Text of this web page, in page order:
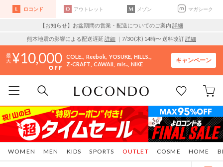
ロコンド アウトレット メゾン マガシーク
【お知らせ】お盆期間の営業・配送についてのご案内 詳細
熊本地震の影響による配送遅延 詳細 ｜7/30 (木) 14時〜 送料改訂詳細
10,000 COLE.. Reebok YOSUKE HILLS..
Z-CRAFT CAWAII mis.. NIKE
キャンペーン
WOMEN MEN KIDS SPORTS COSME HOME
OUTLET